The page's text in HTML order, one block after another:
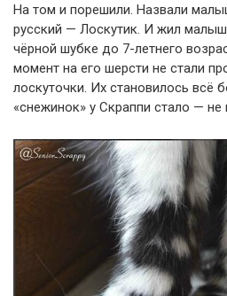
На том и порешили. Назвали
русский — Лоскутик. И жил
чёрной шубке до 7-летнего
момент на его шерсти не стали
лоскуточки. Их становилось всё
«снежинок» у Скраппи стало — не